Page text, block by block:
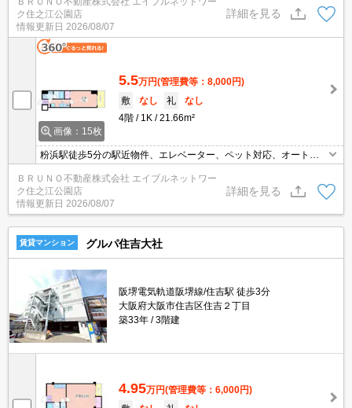
ーネット無料。お気軽にお問合せください。
ク住之江公園店
情報更新日 2026/08/07
詳細を見る
画像：15枚
5.5万円(管理費等：8,000円)
敷
なし 礼
なし
4階
1K 21.66m²
粉浜駅徒歩5分の駅近物件、エレベーター、ペット対応、オートロ
ック、フローリング、バストイレ別、浴室乾燥機、温水洗浄便座
ＢＲＵＮＯ不動産株式会社 エイブルネットワー
ク住之江公園店
情報更新日 2026/08/07
詳細を見る
賃貸マンション グルパ住吉大社
阪堺電気軌道阪堺線/住吉駅 徒歩3分
大阪府大阪市住吉区住吉２丁目
築33年
3階建
4.95万円(管理費等：6,000円)